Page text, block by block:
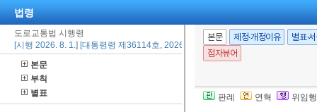
법령
도로교통법 시행령
[시행 2026. 8. 1.] [대통령령 제36114호, 2026. 2. 19., 일부개정]
본문
부칙
별표
본문 제정·개정이유
별표·
점자뷰어
판례 연혁 위임
2.제38조의2
3. 삭제
[제87조의4에